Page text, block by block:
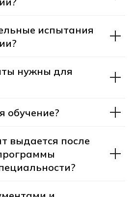
испытания
нужны для
обучение?
выдается после
сейчас,
менеджера.
консультацию
персональных